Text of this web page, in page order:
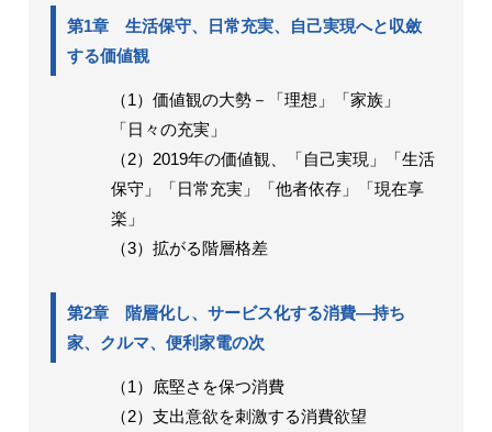
第1章 生活保守、日常充実、自己実現へと収斂
する価値観
（1）価値観の大勢－「理想」「家族」
「日々の充実」
（2）2019年の価値観、「自己実現」「生活
保守」「日常充実」「他者依存」「現在享
楽」
（3）拡がる階層格差
第2章 階層化し、サービス化する消費―持ち
家、クルマ、便利家電の次
（1）底堅さを保つ消費
（2）支出意欲を刺激する消費欲望